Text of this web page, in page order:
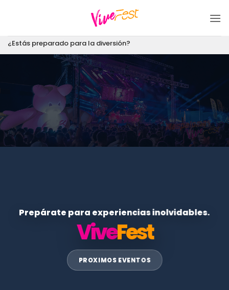
¿Estás preparado para la diversión?
Prepárate para experiencias inolvidables.
ViveFest
PROXIMOS EVENTOS